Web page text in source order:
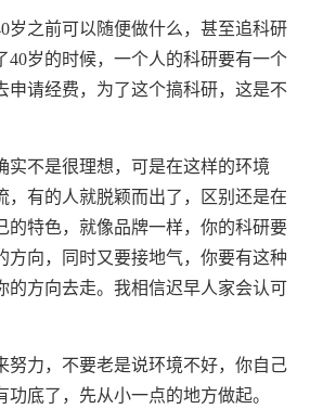
岁之前可以随便做什么，甚至追科研
40岁的时候，一个人的科研要有一个
申请经费，为了这个搞科研，这是不
实不是很理想，可是在这样的环境
，有的人就脱颖而出了，区别还是在
的特色，就像品牌一样，你的科研要
方向，同时又要接地气，你要有这种
的方向去走。我相信迟早人家会认可
努力，不要老是说环境不好，你自己
底了，先从小一点的地方做起。